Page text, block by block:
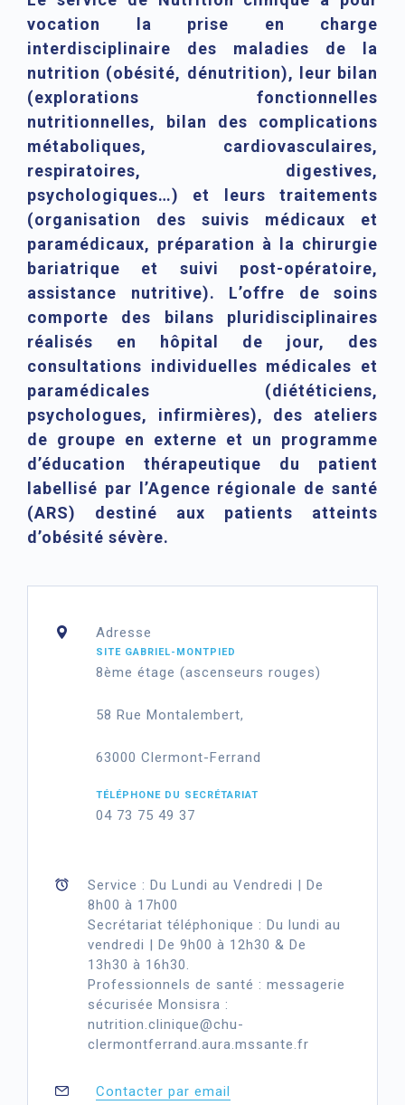
vocation la prise en charge
interdisciplinaire des maladies de la
nutrition (obésité, dénutrition), leur bilan
(explorations fonctionnelles
nutritionnelles, bilan des complications
métaboliques, cardiovasculaires,
respiratoires, digestives,
psychologiques…) et leurs traitements
(organisation des suivis médicaux et
paramédicaux, préparation à la chirurgie
bariatrique et suivi post-opératoire,
assistance nutritive). L’offre de soins
comporte des bilans pluridisciplinaires
réalisés en hôpital de jour, des
consultations individuelles médicales et
paramédicales (diététiciens,
psychologues, infirmières), des ateliers
de groupe en externe et un programme
d’éducation thérapeutique du patient
labellisé par l’Agence régionale de santé
(ARS) destiné aux patients atteints
d’obésité sévère.
Adresse
SITE GABRIEL-MONTPIED
8ème étage (ascenseurs rouges)
58 Rue Montalembert,
63000 Clermont-Ferrand
TÉLÉPHONE DU SECRÉTARIAT
04 73 75 49 37
Service : Du Lundi au Vendredi | De
8h00 à 17h00
Secrétariat téléphonique : Du lundi au
vendredi | De 9h00 à 12h30 & De
13h30 à 16h30.
Professionnels de santé : messagerie
sécurisée Monsisra :
nutrition.clinique@chu-
clermontferrand.aura.mssante.fr
Contacter par email